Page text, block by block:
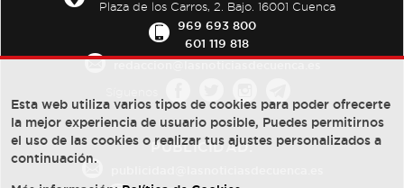
Plaza de los Carros, 2. Bajo. 16001 Cuenca
969 693 800
601 119 818
PUBLICIDAD:
Esta web utiliza varios tipos de cookies para poder ofrecerte
la mejor experiencia de usuario posible, Puedes permitirnos
el uso de las cookies o realizar tus ajustes personalizados a
continuación.